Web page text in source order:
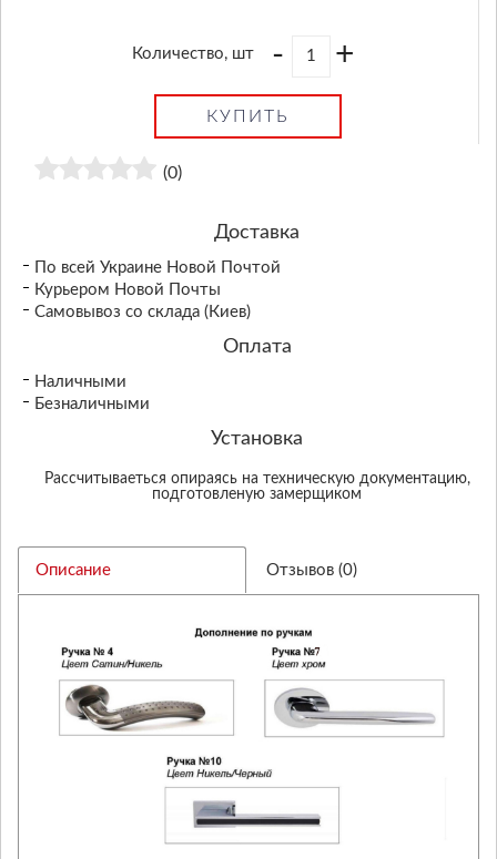
Количество, шт - +
КУПИТЬ
(0)
Доставка
По всей Украине Новой Почтой
Курьером Новой Почты
Самовывоз со склада (Киев)
Оплата
Наличными
Безналичными
Установка
Рассчитываеться опираясь на техническую документацию,
подготовленую замерщиком
Описание Отзывов (0)